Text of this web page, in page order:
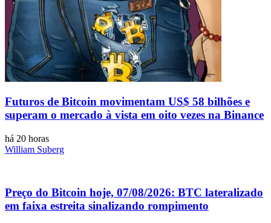
Futuros de Bitcoin movimentam US$ 58 bilhões e
superam o mercado à vista em oito vezes na Binance
há 20 horas
William Suberg
Preço do Bitcoin hoje, 07/08/2026: BTC lateralizado
em faixa estreita sinalizando rompimento